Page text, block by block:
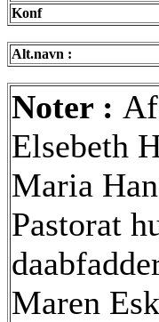
Konf
Alt.navn :
Noter :
Elsebeth
Maria
Pastorat
Maren